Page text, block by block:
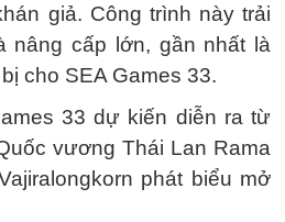
giả. Công trình này trải
nâng cấp lớn, gần nhất là
cho SEA Games 33.
33 dự kiến diễn ra từ
vương Thái Lan Rama
phát biểu mở